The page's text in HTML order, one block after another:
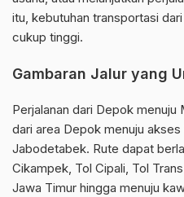
itu, kebutuhan transportasi
cukup tinggi.
Gambaran Jalur yang
Perjalanan dari Depok
dari area Depok menuju
Jabodetabek. Rute dapat
Cikampek, Tol Cipali, Tol
Jawa Timur hingga menuju